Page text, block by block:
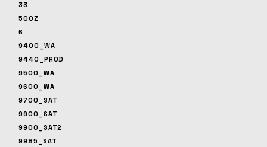
33
500Z
6
9400_WA
9440_PROD
9500_WA
9600_WA
9700_SAT
9900_SAT
9900_SAT2
9985_SAT